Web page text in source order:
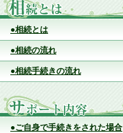
●相続とは
●相続の流れ
●相続手続きの流れ
●ご自身で手続きをされた場合